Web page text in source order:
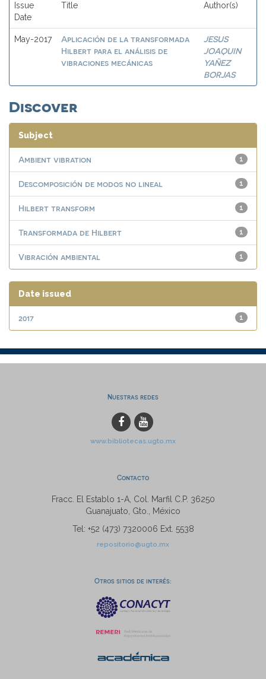
Issue
Date
Title Author(s)
May-2017
Aplicación de la transformada
Hilbert para el análisis de
vibraciones mecánicas
JESUS
JOAQUIN
YAÑEZ
BORJAS
Discover
Subject
1
Ambient vibration
1
Descomposición de modos no lineal
1
Hilbert transform
1
Transformada de Hilbert
1
Vibración ambiental
Date issued
1
2017
Nuestras redes
www.bibliotecas.ugto.mx
Contacto
Fracc. El Establo 1-A, Col. Marfil C.P. 36250
Guanajuato, Gto., México
Tel: +52 (473) 7320006 Ext. 5538
repositorio@ugto.mx
Otros sitios de interés: